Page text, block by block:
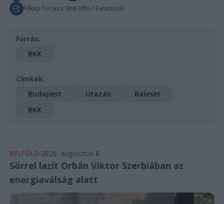
Főkép forrása: BKK Info / Facebook
Forrás:
BKK
Címkék:
Budapest
Utazás
Baleset
BKK
BELFÖLD 2026. augusztus 8.
Sörrel lazít Orbán Viktor Szerbiában az
energiaválság alatt